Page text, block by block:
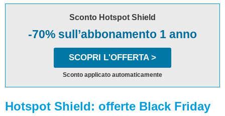
Sconto Hotspot Shield
-70% sull’abbonamento 1 anno
SCOPRI L'OFFERTA >
Sconto applicato automaticamente
Hotspot Shield: offerte Black Friday